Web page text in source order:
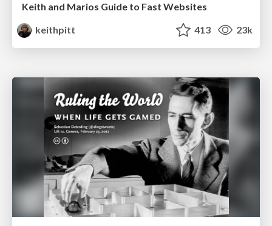
Keith and Marios Guide to Fast Websites
keithpitt
413 23k